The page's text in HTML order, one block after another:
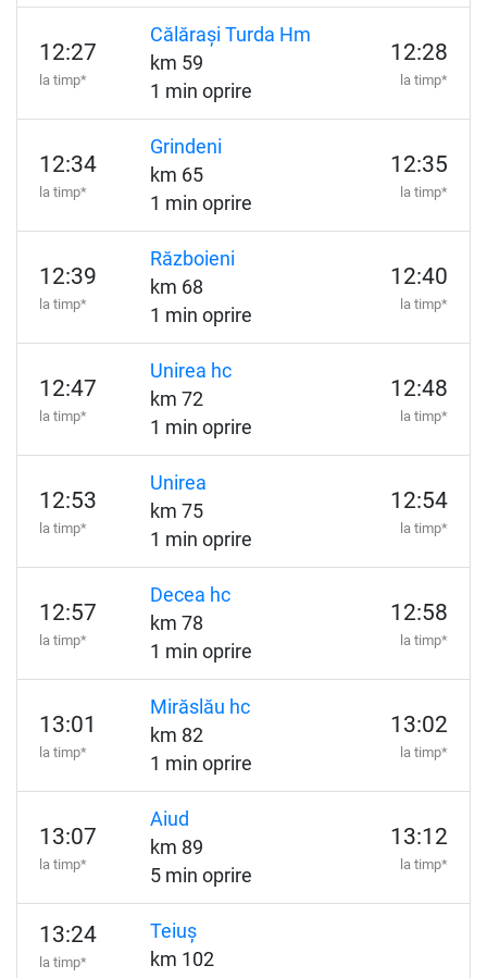
12:27
la timp*
Călărași Turda Hm
km 59
1 min oprire
12:28
la timp*
12:34
la timp*
Grindeni
km 65
1 min oprire
12:35
la timp*
12:39
la timp*
Războieni
km 68
1 min oprire
12:40
la timp*
12:47
la timp*
Unirea hc
km 72
1 min oprire
12:48
la timp*
12:53
la timp*
Unirea
km 75
1 min oprire
12:54
la timp*
12:57
la timp*
Decea hc
km 78
1 min oprire
12:58
la timp*
13:01
la timp*
Mirăslău hc
km 82
1 min oprire
13:02
la timp*
13:07
la timp*
Aiud
km 89
5 min oprire
13:12
la timp*
13:24
la timp*
Teiuș
km 102